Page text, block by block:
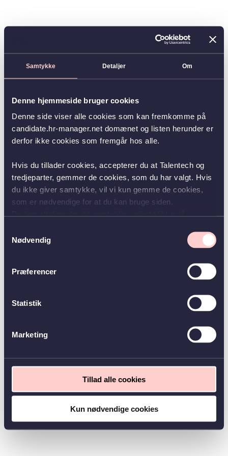
Samtykke Detaljer Om
Denne hjemmeside bruger cookies
Denne side viser alle cookies som kan fremkomme på
candidate.hr-manager.net domænet og listen herunder er
derfor ikke cookies som fremgår hos alle.
Hvis du tillader cookies, accepterer du at Talentech og
tredjeparter, gemmer de cookies, som du har valgt. Hvis
du ikke giver samtykke, vil vi kun gemme de cookies,
som er nødvendige for at du kan bruge siden.
Nødvendig
Præferencer
Statistik
Marketing
Tillad alle cookies
Kun nødvendige cookies